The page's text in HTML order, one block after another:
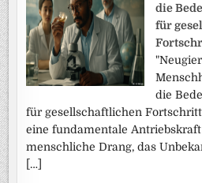
die
für
die
für gesellschaftlichen
eine fundamentale
menschliche Drang, das
[…]